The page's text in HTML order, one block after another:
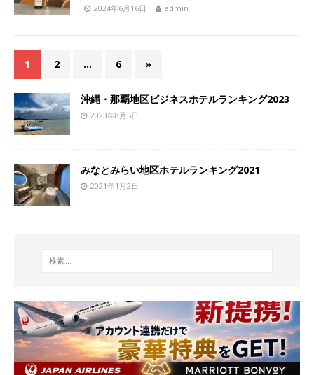
2024年6月16日 admin
1 2 … 6 »
沖縄・那覇地区ビジネスホテルランキング2023
2023年8月5日
みなとみらい地区ホテルランキング2021
2021年1月2日